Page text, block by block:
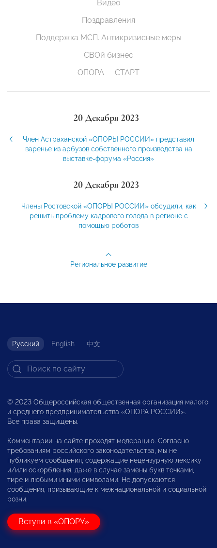
Видео
Поздравления
Поддержка МСП. Антикризисные меры
СВОй бизнес
ОПОРА — СТАРТ
20 Декабря 2023
Член Астраханской «ОПОРЫ РОССИИ» представил
варенье из арбузов собственного производства на
выставке-форума «Россия»
20 Декабря 2023
Члены Ростовской «ОПОРЫ РОССИИ» обсудили, как
решить проблему кадрового голода в регионе с
помощью роботов
Региональное развитие
Русский English 中文
© 2023 Общероссийская общественная организация малого
и среднего предпринимательства «ОПОРА РОССИИ».
Все права защищены.
Комментарии на сайте проходят модерацию. Согласно
требованиям российского законодательства, мы не
публикуем сообщения, содержащие нецензурную лексику
и/или оскорбления, даже в случае замены букв точками,
тире и любыми иными символами. Не допускаются
сообщения, призывающие к межнациональной и социальной
розни.
Вступи в «ОПОРУ»